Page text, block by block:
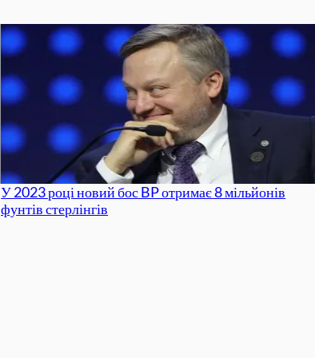
У 2023 році новий бос BP отримає 8 мільйонів
фунтів стерлінгів